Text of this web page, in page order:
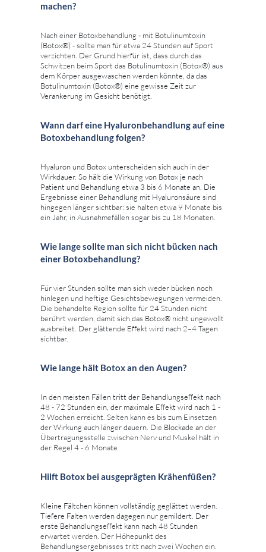
machen?
Nach einer Botoxbehandlung - mit Botulinumtoxin
(Botox®) - sollte man für etwa 24 Stunden auf Sport
verzichten. Der Grund hierfür ist, dass durch das
Schwitzen beim Sport das Botulinumtoxin (Botox®) aus
dem Körper ausgewaschen werden könnte, da das
Botulinumtoxin (Botox®) eine gewisse Zeit zur
Verankerung im Gesicht benötigt.
Wann darf eine Hyaluronbehandlung auf eine
Botoxbehandlung folgen?
Hyaluron und Botox unterscheiden sich auch in der
Wirkdauer. So hält die Wirkung von Botox je nach
Patient und Behandlung etwa 3 bis 6 Monate an. Die
Ergebnisse einer Behandlung mit Hyaluronsäure sind
hingegen länger sichtbar: sie halten etwa 9 Monate bis
ein Jahr, in Ausnahmefällen sogar bis zu 18 Monaten.
Wie lange sollte man sich nicht bücken nach
einer Botoxbehandlung?
Für vier Stunden sollte man sich weder bücken noch
hinlegen und heftige Gesichtsbewegungen vermeiden.
Die behandelte Region sollte für 24 Stunden nicht
berührt werden, damit sich das Botox® nicht ungewollt
ausbreitet. Der glättende Effekt wird nach 2–4 Tagen
sichtbar.
Wie lange hält Botox an den Augen?
In den meisten Fällen tritt der Behandlungseffekt nach
48 - 72 Stunden ein, der maximale Effekt wird nach 1 -
2 Wochen erreicht. Selten kann es bis zum Einsetzen
der Wirkung auch länger dauern. Die Blockade an der
Übertragungsstelle zwischen Nerv und Muskel hält in
der Regel 4 - 6 Monate
Hilft Botox bei ausgeprägten Krähenfüßen?
Kleine Fältchen können vollständig geglättet werden.
Tiefere Falten werden dagegen nur gemildert. Der
erste Behandlungseffekt kann nach 48 Stunden
erwartet werden. Der Höhepunkt des
Behandlungsergebnisses tritt nach zwei Wochen ein.